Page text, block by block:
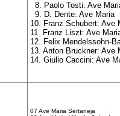
8. Paolo Tosti: Ave
9. D. Dente: Ave Maria
10. Franz Schubert: Ave
11. Franz Liszt: Ave
12. Felix Mendelssohn-
13. Anton Bruckner: Ave
14. Giulio Caccini: Ave
07 Ave Maria Sertaneja